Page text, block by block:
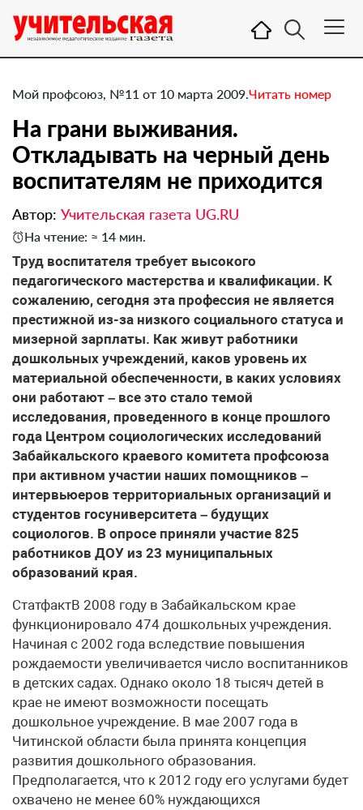
Мой профсоюз, №11 от 10 марта 2009.Читать номер
На грани выживания.
Откладывать на черный день
воспитателям не приходится
Автор: Учительская газета UG.RU
На чтение: ≈ 14 мин.
Труд воспитателя требует высокого
педагогического мастерства и квалификации. К
сожалению, сегодня эта профессия не является
престижной из-за низкого социального статуса и
мизерной зарплаты. Как живут работники
дошкольных учреждений, каков уровень их
материальной обеспеченности, в каких условиях
они работают – все это стало темой
исследования, проведенного в конце прошлого
года Центром социологических исследований
Забайкальского краевого комитета профсоюза
при активном участии наших помощников –
интервьюеров территориальных организаций и
студентов госуниверситета – будущих
социологов. В опросе приняли участие 825
работников ДОУ из 23 муниципальных
образований края.
СтатфактВ 2008 году в Забайкальском крае
функционировало 474 дошкольных учреждения.
Начиная с 2002 года вследствие повышения
рождаемости увеличивается число воспитанников
в детских садах. Однако около 18 тысяч детей в
крае не имеют возможности посещать
дошкольное учреждение. В мае 2007 года в
Читинской области была принята концепция
развития дошкольного образования.
Предполагается, что к 2012 году его услугами будет
охвачено не менее 60% нуждающихся